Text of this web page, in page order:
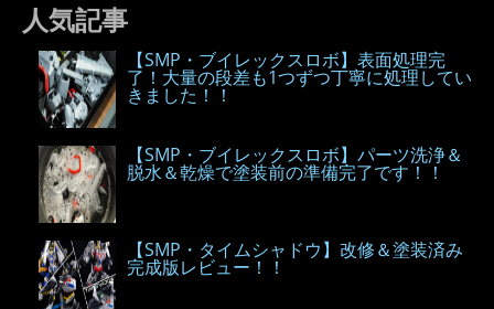
人気記事
【SMP・ブイレックスロボ】表面処理完
了！大量の段差も1つずつ丁寧に処理してい
きました！！
【SMP・ブイレックスロボ】パーツ洗浄＆
脱水＆乾燥で塗装前の準備完了です！！
【SMP・タイムシャドウ】改修＆塗装済み
完成版レビュー！！